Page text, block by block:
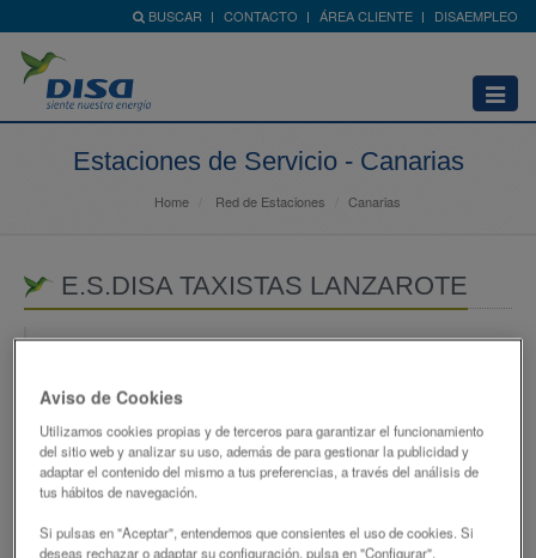
BUSCAR CONTACTO ÁREA CLIENTE DISAEMPLEO
Abrir
menú
Estaciones de Servicio - Canarias
Home Red de Estaciones Canarias
E.S.DISA TAXISTAS LANZAROTE
CL.IGUAZU, S/N,00000-
LAS PALMAS
928804608
atencionclientes@disagrupo.es
Productos
Aviso de Cookies
Utilizamos cookies propias y de terceros para garantizar el funcionamiento
del sitio web y analizar su uso, además de para gestionar la publicidad y
adaptar el contenido del mismo a tus preferencias, a través del análisis de
tus hábitos de navegación.
Si pulsas en "Aceptar", entendemos que consientes el uso de cookies. Si
deseas rechazar o adaptar su configuración, pulsa en "Configurar".